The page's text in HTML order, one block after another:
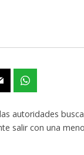
autoridades
salir con una